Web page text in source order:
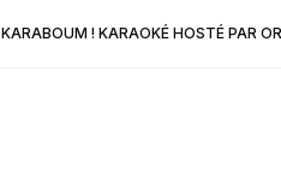
KARABOUM ! KARAOKÉ HOSTÉ PAR